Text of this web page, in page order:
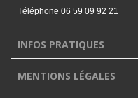
Téléphone 06 59 09 92 21‬
INFOS PRATIQUES
MENTIONS LÉGALES